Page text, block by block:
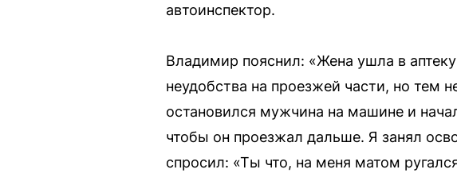
автоинспектор.
Владимир пояснил: «Жена ушла в
неудобства на проезжей части, но тем
остановился мужчина на машине и
чтобы он проезжал дальше. Я занял
спросил: «Ты что, на меня матом